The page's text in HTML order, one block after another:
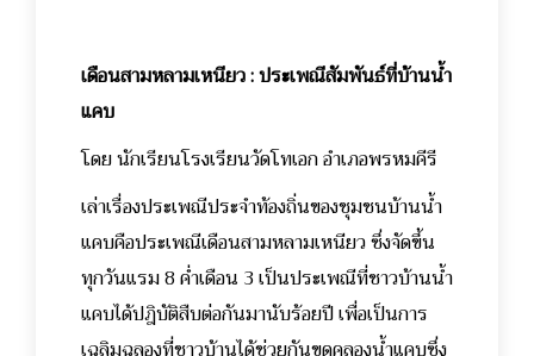
เดือนสามหลามเหนียว : ประเพณีสัมพันธ์ที่บ้านน้ำ
แคบ
โดย นักเรียนโรงเรียนวัดโทเอก อำเภอพรหมคีรี
เล่าเรื่องประเพณีประจำท้องถิ่นของชุมชนบ้านน้ำ
แคบคือประเพณีเดือนสามหลามเหนียว ซึ่งจัดขึ้น
ทุกวันแรม 8 ค่ำเดือน 3 เป็นประเพณีที่ชาวบ้านน้ำ
แคบได้ปฎิบัติสืบต่อกันมานับร้อยปี เพื่อเป็นการ